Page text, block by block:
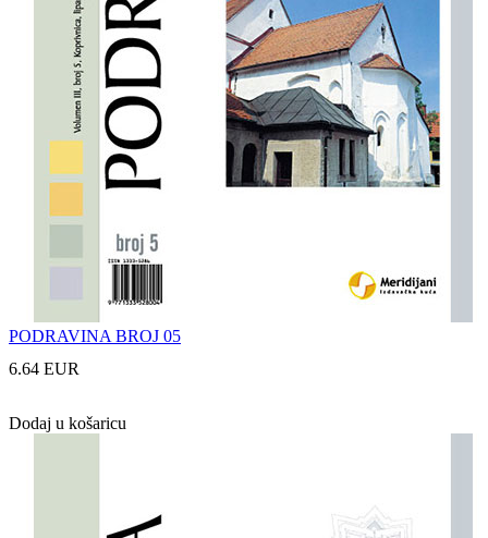
PODRAVINA BROJ 05
6.64 EUR
Dodaj u košaricu